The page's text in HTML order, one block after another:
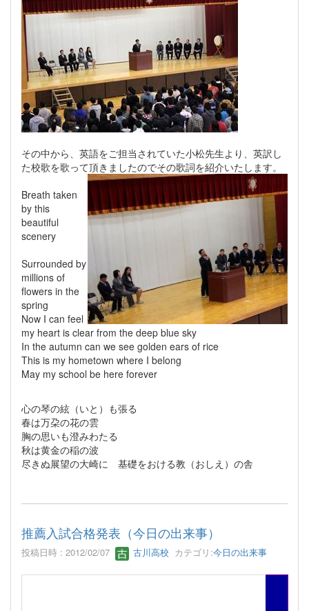
その中から、英語をご担当されていた小松先生より、英訳し
た校歌を歌って頂きましたのでその歌詞を紹介いたします。
Breath taken
by this
beautiful
scenery
Surrounded by
millions of
flowers in the
spring
Now I can feel
my heart is clear from the deep blue sky
In the autumn can we see golden ears of rice
This is my hometown where I belong
May my school be here forever
心の琴の絃（いと）も張る
春は万朶の花の雲
胸の思いも澄みわたる
秋は黄金の稲の波
尽きぬ展望の大崎に 基礎をおける教（おしえ）の舎
推薦入試合格発表（今日の出来事）
投稿日時 : 2012/02/07 古川高校 カテゴリ:今日の出来事